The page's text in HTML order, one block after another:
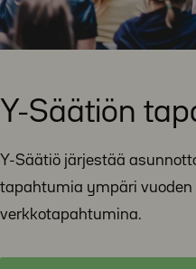
Y-Säätiön
Y-Säätiö järjestää
tapahtumia ympäri vuoden
verkkotapahtumina.